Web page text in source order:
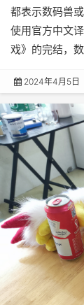
都表示数码兽
使用官方中文
戏》的完结，
2024年4月5日